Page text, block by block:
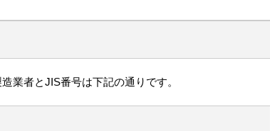
業者とJIS番号は下記の通りです。